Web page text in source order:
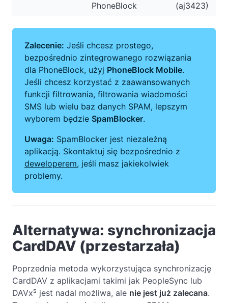
PhoneBlock
(aj3423)
Zalecenie: Jeśli chcesz prostego,
bezpośrednio zintegrowanego rozwiązania
dla PhoneBlock, użyj PhoneBlock Mobile.
Jeśli chcesz korzystać z zaawansowanych
funkcji filtrowania, filtrowania wiadomości
SMS lub wielu baz danych SPAM, lepszym
wyborem będzie SpamBlocker.
Uwaga: SpamBlocker jest niezależną
aplikacją. Skontaktuj się bezpośrednio z
deweloperem, jeśli masz jakiekolwiek
problemy.
Alternatywa: synchronizacja
CardDAV (przestarzała)
Poprzednia metoda wykorzystująca synchronizację
CardDAV z aplikacjami takimi jak PeopleSync lub
DAVx⁵ jest nadal możliwa, ale nie jest już zalecana.